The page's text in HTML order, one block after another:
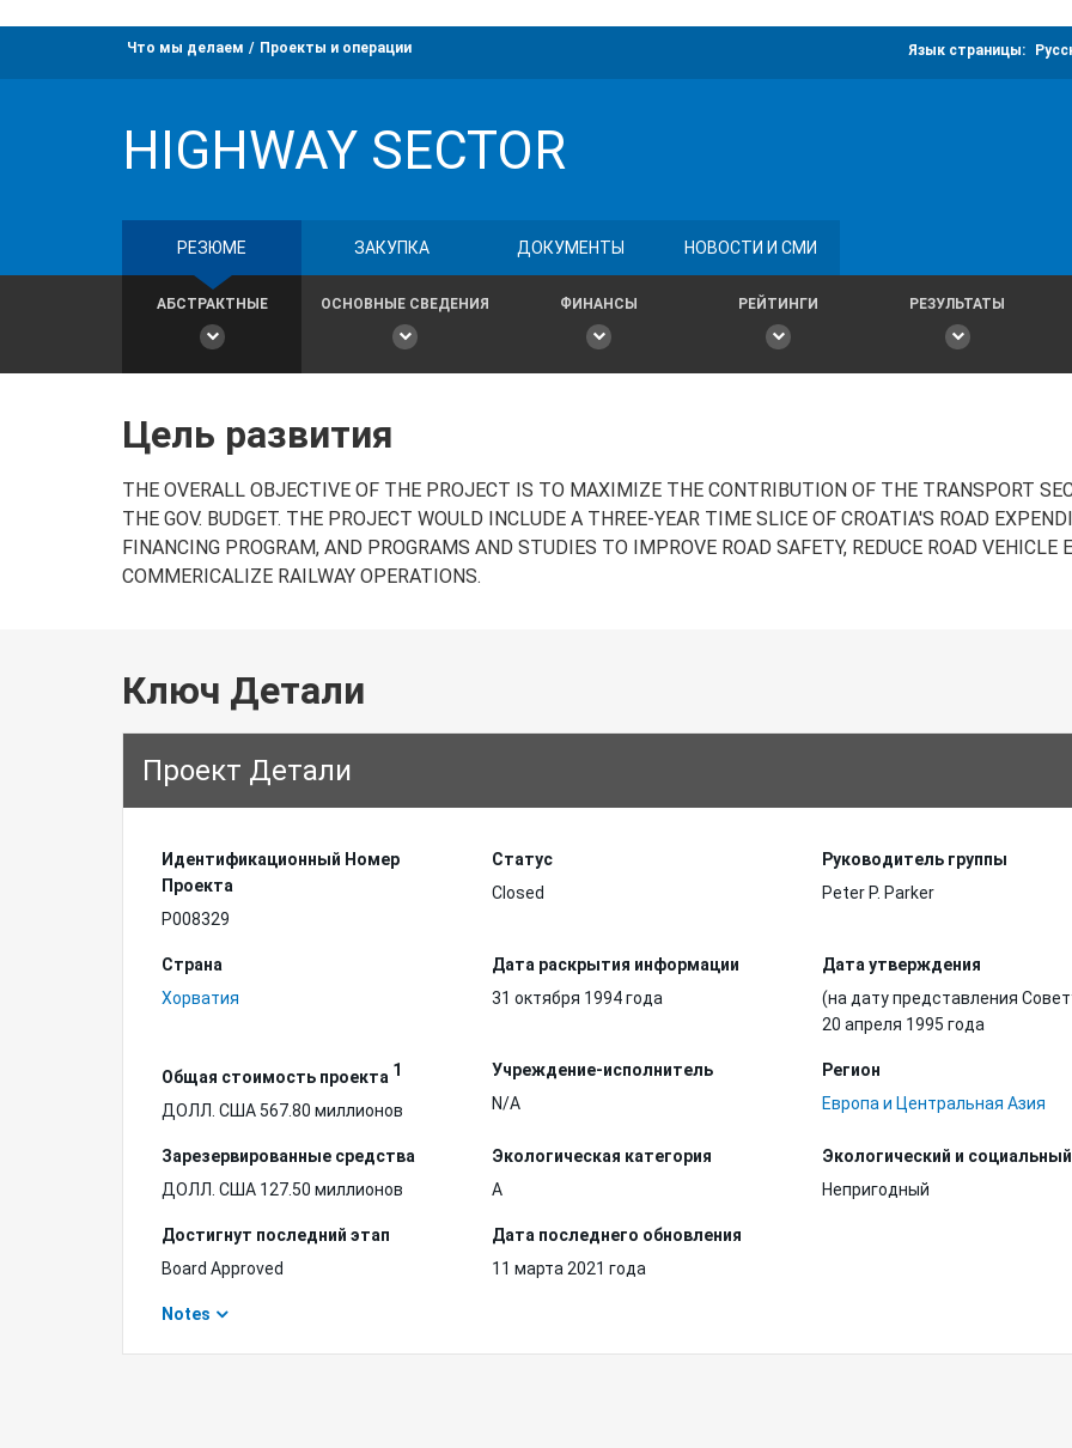
Что мы делаем Проекты и операции Язык страницы:
HIGHWAY SECTOR
РЕЗЮМЕ ЗАКУПКА ДОКУМЕНТЫ НОВОСТИ И СМИ
АБСТРАКТНЫЕ ОСНОВНЫЕ СВЕДЕНИЯ ФИНАНСЫ РЕЙТИНГИ РЕЗУЛЬТАТЫ
Цель развития
THE OVERALL OBJECTIVE OF THE PROJECT IS TO MAXIMIZE THE CONTRIBUTION OF THE TRANSPORT
THE GOV. BUDGET. THE PROJECT WOULD INCLUDE A THREE-YEAR TIME SLICE OF CROATIA'S ROAD
FINANCING PROGRAM, AND PROGRAMS AND STUDIES TO IMPROVE ROAD SAFETY, REDUCE ROAD VEHICLE
COMMERICALIZE RAILWAY OPERATIONS.
Ключ Детали
Проект Детали
Идентификационный Hомер
Проекта
P008329
Статус
Closed
Руководитель группы
Peter P. Parker
Страна
Хорватия
Дата раскрытия информации
31 октября 1994 года
Дата утверждения
(на дату представления
20 апреля 1995 года
Общая стоимость проекта 1
ДОЛЛ. США 567.80 миллионов
Учреждение-исполнитель
N/A
Регион
Европа и Центральная Азия
Зарезервированные средства
ДОЛЛ. США 127.50 миллионов
Экологическая категория
A
Экологический и
Непригодный
Достигнут последний этап
Board Approved
Дата последнего обновления
11 марта 2021 года
Notes